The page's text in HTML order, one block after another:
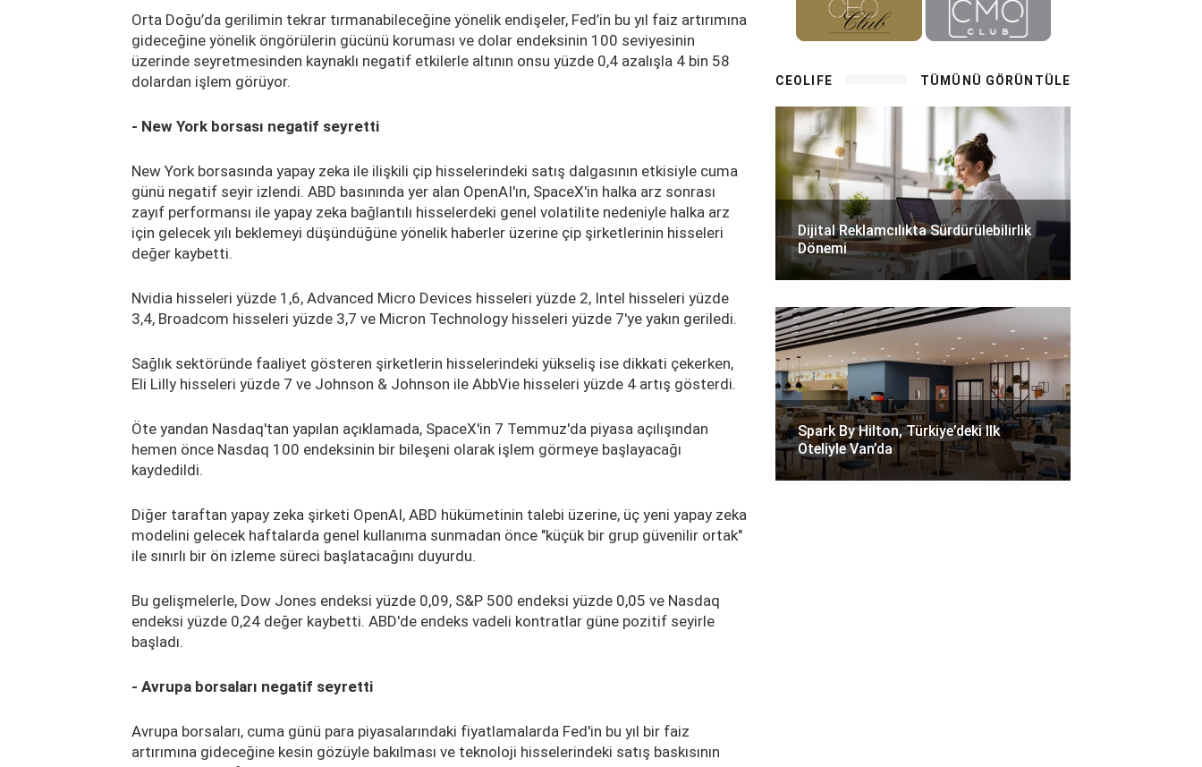
Orta Doğu’da gerilimin tekrar tırmanabileceğine yönelik endişeler, Fed’in bu yıl faiz artırımına
gideceğine yönelik öngörülerin gücünü koruması ve dolar endeksinin 100 seviyesinin
üzerinde seyretmesinden kaynaklı negatif etkilerle altının onsu yüzde 0,4 azalışla 4 bin 58
dolardan işlem görüyor.
- New York borsası negatif seyretti
New York borsasında yapay zeka ile ilişkili çip hisselerindeki satış dalgasının etkisiyle cuma
günü negatif seyir izlendi. ABD basınında yer alan OpenAI'ın, SpaceX'in halka arz sonrası
zayıf performansı ile yapay zeka bağlantılı hisselerdeki genel volatilite nedeniyle halka arz
için gelecek yılı beklemeyi düşündüğüne yönelik haberler üzerine çip şirketlerinin hisseleri
değer kaybetti.
Nvidia hisseleri yüzde 1,6, Advanced Micro Devices hisseleri yüzde 2, Intel hisseleri yüzde
3,4, Broadcom hisseleri yüzde 3,7 ve Micron Technology hisseleri yüzde 7'ye yakın geriledi.
Sağlık sektöründe faaliyet gösteren şirketlerin hisselerindeki yükseliş ise dikkati çekerken,
Eli Lilly hisseleri yüzde 7 ve Johnson & Johnson ile AbbVie hisseleri yüzde 4 artış gösterdi.
Öte yandan Nasdaq'tan yapılan açıklamada, SpaceX'in 7 Temmuz'da piyasa açılışından
hemen önce Nasdaq 100 endeksinin bir bileşeni olarak işlem görmeye başlayacağı
kaydedildi.
Diğer taraftan yapay zeka şirketi OpenAI, ABD hükümetinin talebi üzerine, üç yeni yapay zeka
modelini gelecek haftalarda genel kullanıma sunmadan önce "küçük bir grup güvenilir ortak"
ile sınırlı bir ön izleme süreci başlatacağını duyurdu.
Bu gelişmelerle, Dow Jones endeksi yüzde 0,09, S&P 500 endeksi yüzde 0,05 ve Nasdaq
endeksi yüzde 0,24 değer kaybetti. ABD'de endeks vadeli kontratlar güne pozitif seyirle
başladı.
- Avrupa borsaları negatif seyretti
Avrupa borsaları, cuma günü para piyasalarındaki fiyatlamalarda Fed'in bu yıl bir faiz
artırımına gideceğine kesin gözüyle bakılması ve teknoloji hisselerindeki satış baskısının
CEOLIFE TÜMÜNÜ GÖRÜNTÜLE
Dijital Reklamcılıkta Sürdürülebilirlik
Dönemi
Spark By Hilton, Türkiye’deki Ilk
Oteliyle Van’da